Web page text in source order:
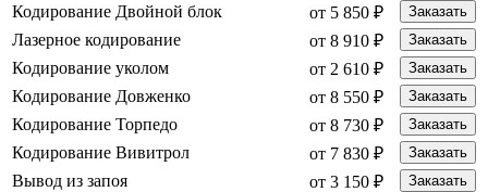
Кодирование Двойной блок от 5 850 ₽ Заказать
Лазерное кодирование от 8 910 ₽ Заказать
Кодирование уколом от 2 610 ₽ Заказать
Кодирование Довженко от 8 550 ₽ Заказать
Кодирование Торпедо от 8 730 ₽ Заказать
Кодирование Вивитрол от 7 830 ₽ Заказать
Вывод из запоя от 3 150 ₽ Заказать